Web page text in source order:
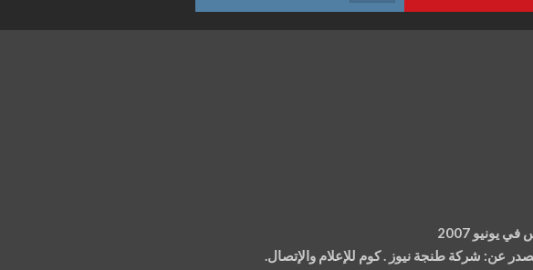
2007
عن: شركة طنجة نيوز . كوم للإعلام والإتصال.